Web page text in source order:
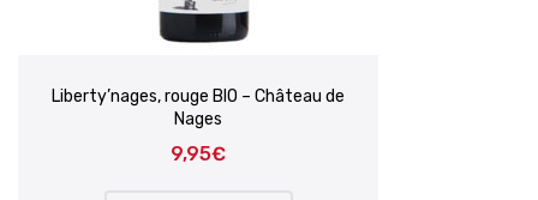
Liberty’nages, rouge BIO – Château de
Nages
9,95€